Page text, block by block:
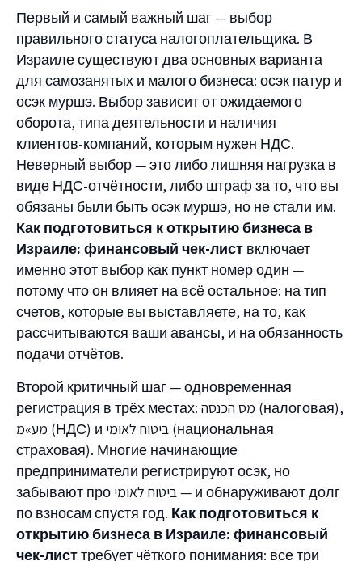
Первый и самый важный шаг — выбор
правильного статуса налогоплательщика. В
Израиле существуют два основных варианта
для самозанятых и малого бизнеса: осэк патур и
осэк муршэ. Выбор зависит от ожидаемого
оборота, типа деятельности и наличия
клиентов-компаний, которым нужен НДС.
Неверный выбор — это либо лишняя нагрузка в
виде НДС-отчётности, либо штраф за то, что вы
обязаны были быть осэк муршэ, но не стали им.
Как подготовиться к открытию бизнеса в
Израиле: финансовый чек-лист включает
именно этот выбор как пункт номер один —
потому что он влияет на всё остальное: на тип
счетов, которые вы выставляете, на то, как
рассчитываются ваши авансы, и на обязанность
подачи отчётов.
Второй критичный шаг — одновременная
регистрация в трёх местах: מס הכנסה (налоговая),
מע»מ (НДС) и ביטוח לאומי (национальная
страховая). Многие начинающие
предприниматели регистрируют осэк, но
забывают про ביטוח לאומי — и обнаруживают долг
по взносам спустя год. Как подготовиться к
открытию бизнеса в Израиле: финансовый
чек-листтребует чёткого понимания: все три